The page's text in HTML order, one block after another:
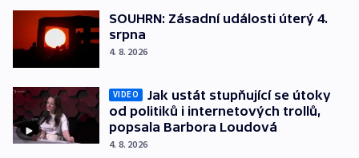
SOUHRN: Zásadní události úterý 4.
srpna
4. 8. 2026
VIDEO
Jak ustát stupňující se útoky
od politiků i internetových trollů,
popsala Barbora Loudová
4. 8. 2026